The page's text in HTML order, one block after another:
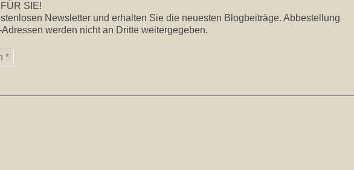
SIE!
Newsletter und erhalten Sie die neuesten Blogbeiträge. Abbestellung
werden nicht an Dritte weitergegeben.